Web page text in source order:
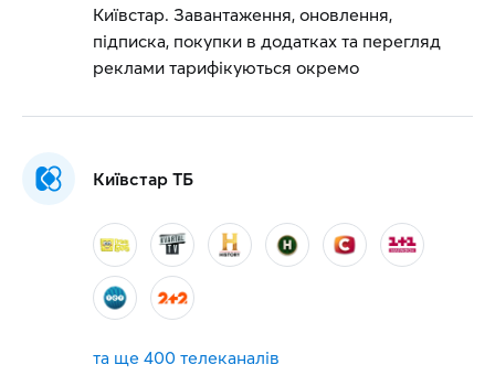
Київстар. Завантаження, оновлення,
підписка, покупки в додатках та перегляд
реклами тарифікуються окремо
Київстар ТБ
та ще
400 телеканалів